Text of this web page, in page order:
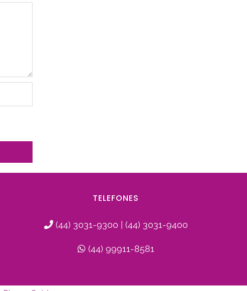
TELEFONES
(44) 3031-9300 | (44) 3031-9400
(44) 99911-8581